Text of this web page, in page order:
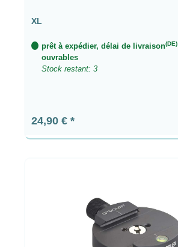
XL
prêt à expédier, délai de livraison(DE)
ouvrables
Stock restant: 3
Prix régulier :
24,90 €